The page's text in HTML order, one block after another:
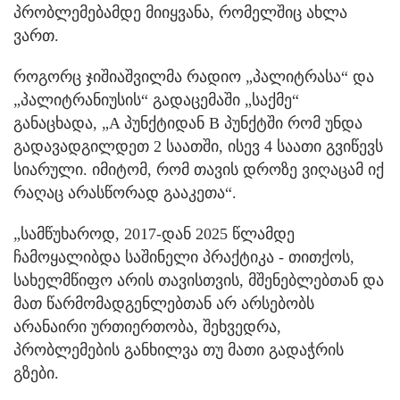
პრობლემებამდე მიიყვანა, რომელშიც ახლა
ვართ.
როგორც ჯიშიაშვილმა რადიო „პალიტრასა“ და
„პალიტრანიუსის“ გადაცემაში „საქმე“
განაცხადა, „A პუნქტიდან B პუნქტში რომ უნდა
გადავადგილდეთ 2 საათში, ისევ 4 საათი გვიწევს
სიარული. იმიტომ, რომ თავის დროზე ვიღაცამ იქ
რაღაც არასწორად გააკეთა“.
„სამწუხაროდ, 2017-დან 2025 წლამდე
ჩამოყალიბდა საშინელი პრაქტიკა - თითქოს,
სახელმწიფო არის თავისთვის, მშენებლებთან და
მათ წარმომადგენლებთან არ არსებობს
არანაირი ურთიერთობა, შეხვედრა,
პრობლემების განხილვა თუ მათი გადაჭრის
გზები.